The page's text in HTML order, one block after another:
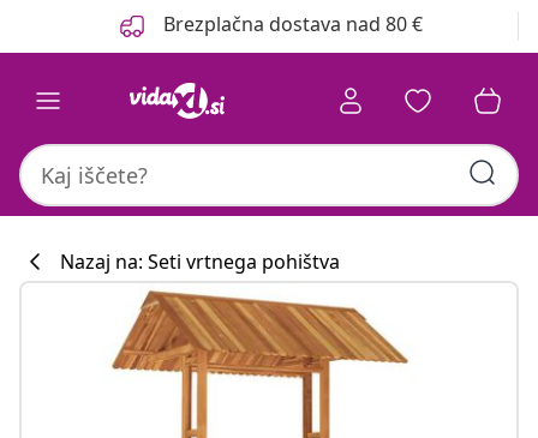
Brezplačna dostava nad 80 €
Nazaj na: Seti vrtnega pohištva